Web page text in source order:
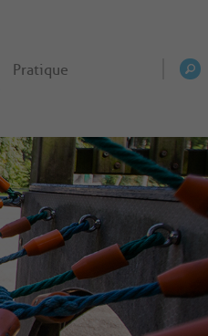
Pratique